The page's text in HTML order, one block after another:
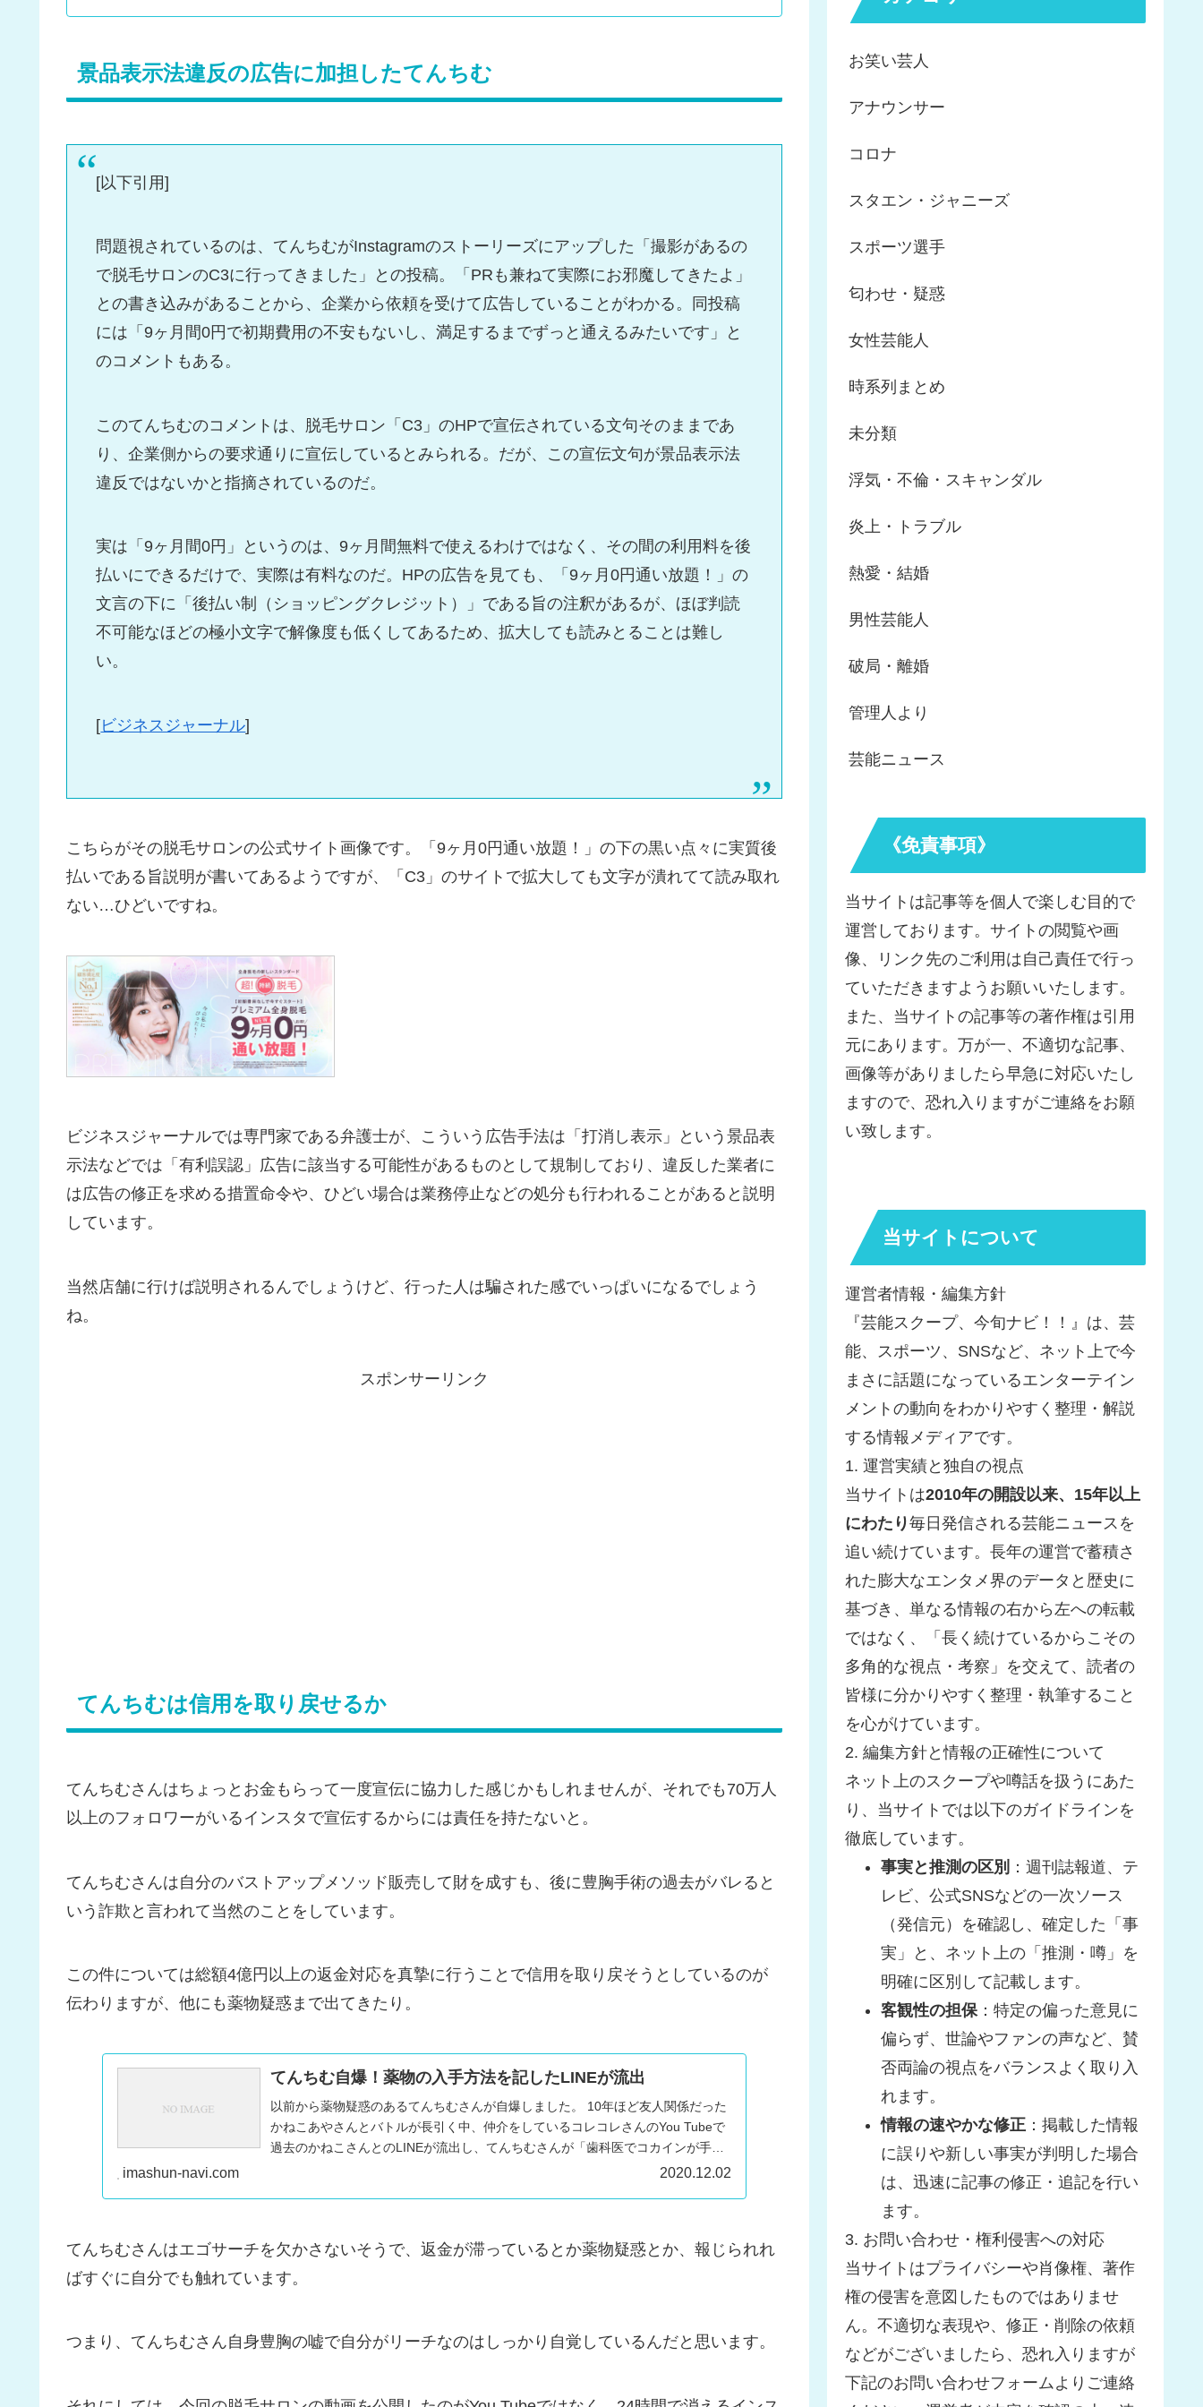
景品表示法違反の広告に加担したてんちむ
[以下引用]
問題視されているのは、てんちむがInstagramのストーリーズにアップした「撮影があるの
で脱毛サロンのC3に行ってきました」との投稿。「PRも兼ねて実際にお邪魔してきたよ」
との書き込みがあることから、企業から依頼を受けて広告していることがわかる。同投稿
には「9ヶ月間0円で初期費用の不安もないし、満足するまでずっと通えるみたいです」と
のコメントもある。
このてんちむのコメントは、脱毛サロン「C3」のHPで宣伝されている文句そのままであ
り、企業側からの要求通りに宣伝しているとみられる。だが、この宣伝文句が景品表示法
違反ではないかと指摘されているのだ。
実は「9ヶ月間0円」というのは、9ヶ月間無料で使えるわけではなく、その間の利用料を後
払いにできるだけで、実際は有料なのだ。HPの広告を見ても、「9ヶ月0円通い放題！」の
文言の下に「後払い制（ショッピングクレジット）」である旨の注釈があるが、ほぼ判読
不可能なほどの極小文字で解像度も低くしてあるため、拡大しても読みとることは難し
い。
[ビジネスジャーナル]
こちらがその脱毛サロンの公式サイト画像です。「9ヶ月0円通い放題！」の下の黒い点々に実質後
払いである旨説明が書いてあるようですが、「C3」のサイトで拡大しても文字が潰れてて読み取れ
ない…ひどいですね。
ビジネスジャーナルでは専門家である弁護士が、こういう広告手法は「打消し表示」という景品表
示法などでは「有利誤認」広告に該当する可能性があるものとして規制しており、違反した業者に
は広告の修正を求める措置命令や、ひどい場合は業務停止などの処分も行われることがあると説明
しています。
当然店舗に行けば説明されるんでしょうけど、行った人は騙された感でいっぱいになるでしょう
ね。
スポンサーリンク
てんちむは信用を取り戻せるか
てんちむさんはちょっとお金もらって一度宣伝に協力した感じかもしれませんが、それでも70万人
以上のフォロワーがいるインスタで宣伝するからには責任を持たないと。
てんちむさんは自分のバストアップメソッド販売して財を成すも、後に豊胸手術の過去がバレると
いう詐欺と言われて当然のことをしています。
この件については総額4億円以上の返金対応を真摯に行うことで信用を取り戻そうとしているのが
伝わりますが、他にも薬物疑惑まで出てきたり。
てんちむ自爆！薬物の入手方法を記したLINEが流出
以前から薬物疑惑のあるてんちむさんが自爆しました。 10年ほど友人関係だった
かねこあやさんとバトルが長引く中、仲介をしているコレコレさんのYou Tubeで
過去のかねこさんとのLINEが流出し、てんちむさんが「歯科医でコカインが手に
imashun-navi.com 2020.12.02
てんちむさんはエゴサーチを欠かさないそうで、返金が滞っているとか薬物疑惑とか、報じられれ
ばすぐに自分でも触れています。
つまり、てんちむさん自身豊胸の嘘で自分がリーチなのはしっかり自覚しているんだと思います。
お笑い芸人
アナウンサー
コロナ
スタエン・ジャニーズ
スポーツ選手
匂わせ・疑惑
女性芸能人
時系列まとめ
未分類
浮気・不倫・スキャンダル
炎上・トラブル
熱愛・結婚
男性芸能人
破局・離婚
管理人より
芸能ニュース
《免責事項》
当サイトは記事等を個人で楽しむ目的で
運営しております。サイトの閲覧や画
像、リンク先のご利用は自己責任で行っ
ていただきますようお願いいたします。
また、当サイトの記事等の著作権は引用
元にあります。万が一、不適切な記事、
画像等がありましたら早急に対応いたし
ますので、恐れ入りますがご連絡をお願
い致します。
当サイトについて
運営者情報・編集方針
『芸能スクープ、今旬ナビ！！』は、芸
能、スポーツ、SNSなど、ネット上で今
まさに話題になっているエンターテイン
メントの動向をわかりやすく整理・解説
する情報メディアです。
1. 運営実績と独自の視点
当サイトは2010年の開設以来、15年以上
にわたり毎日発信される芸能ニュースを
追い続けています。長年の運営で蓄積さ
れた膨大なエンタメ界のデータと歴史に
基づき、単なる情報の右から左への転載
ではなく、「長く続けているからこその
多角的な視点・考察」を交えて、読者の
皆様に分かりやすく整理・執筆すること
を心がけています。
2. 編集方針と情報の正確性について
ネット上のスクープや噂話を扱うにあた
り、当サイトでは以下のガイドラインを
徹底しています。
事実と推測の区別 ：週刊誌報道、テ
レビ、公式SNSなどの一次ソース
（発信元）を確認し、確定した「事
実」と、ネット上の「推測・噂」を
明確に区別して記載します。
客観性の担保 ：特定の偏った意見に
偏らず、世論やファンの声など、賛
否両論の視点をバランスよく取り入
れます。
情報の速やかな修正 ：掲載した情報
に誤りや新しい事実が判明した場合
は、迅速に記事の修正・追記を行い
ます。
3. お問い合わせ・権利侵害への対応
当サイトはプライバシーや肖像権、著作
権の侵害を意図したものではありませ
ん。不適切な表現や、修正・削除の依頼
などがございましたら、恐れ入りますが
下記のお問い合わせフォームよりご連絡